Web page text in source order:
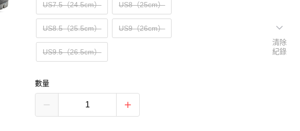
US7.5（24.5cm） US8（25cm）
US8.5（25.5cm） US9（26cm）
US9.5（26.5cm）
數量
清除
紀錄